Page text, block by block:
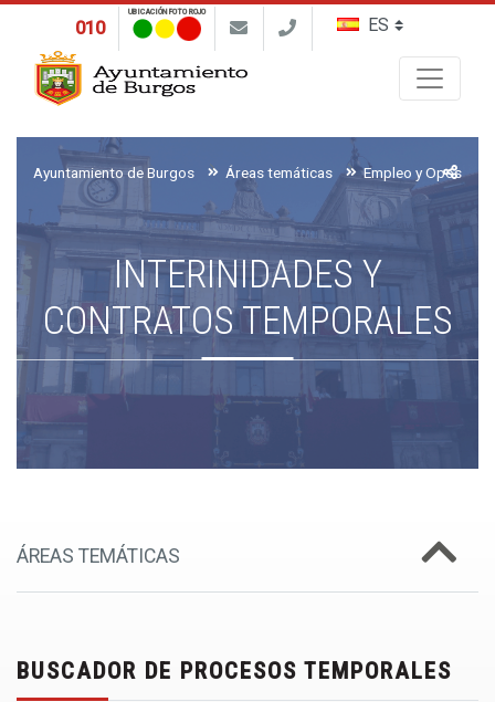
010
UBICACIÓN FOTO ROJO
Ayuntamiento de Burgos Áreas temáticas Empleo y
INTERINIDADES Y
CONTRATOS TEMPORALES
ÁREAS TEMÁTICAS
BUSCADOR DE PROCESOS TEMPORALES